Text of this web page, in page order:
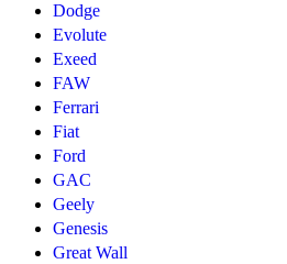
Dodge
Evolute
Exeed
FAW
Ferrari
Fiat
Ford
GAC
Geely
Genesis
Great Wall